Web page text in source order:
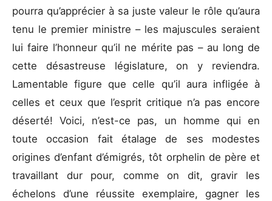
pourra qu’apprécier à sa juste valeur le rôle qu’aura
tenu le premier ministre – les majuscules seraient
lui faire l’honneur qu’il ne mérite pas – au long de
cette désastreuse législature, on y reviendra.
Lamentable figure que celle qu’il aura infligée à
celles et ceux que l’esprit critique n’a pas encore
déserté! Voici, n’est-ce pas, un homme qui en
toute occasion fait étalage de ses modestes
origines d’enfant d’émigrés, tôt orphelin de père et
travaillant dur pour, comme on dit, gravir les
échelons d’une réussite exemplaire, gagner les